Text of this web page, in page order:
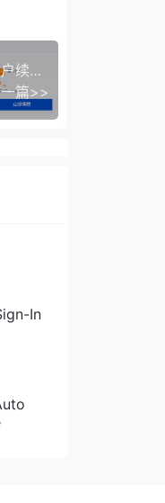
腾讯云Lighthouse三周年庆：免费升级配置，老用户续费最低1.5折，轻量云95元年起
篇>>
In